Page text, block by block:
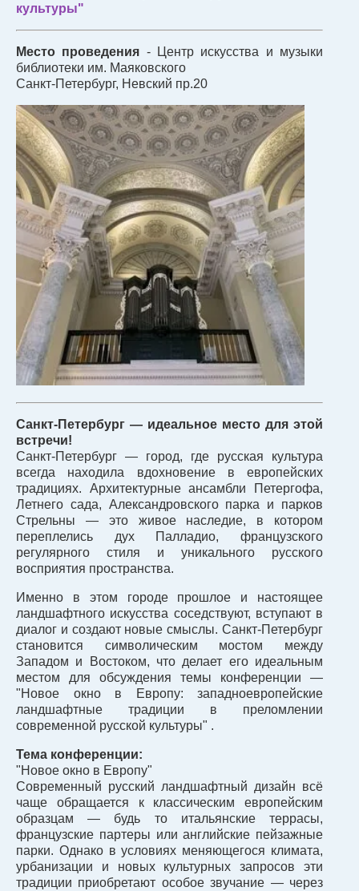
культуры"
Место проведения - Центр искусства и музыки
библиотеки им. Маяковского
Санкт-Петербург, Невский пр.20
Санкт-Петербург — идеальное место для этой
встречи!
Санкт-Петербург — город, где русская культура
всегда находила вдохновение в европейских
традициях. Архитектурные ансамбли Петергофа,
Летнего сада, Александровского парка и парков
Стрельны — это живое наследие, в котором
переплелись дух Палладио, французского
регулярного стиля и уникального русского
восприятия пространства.
Именно в этом городе прошлое и настоящее
ландшафтного искусства соседствуют, вступают в
диалог и создают новые смыслы. Санкт-Петербург
становится символическим мостом между
Западом и Востоком, что делает его идеальным
местом для обсуждения темы конференции —
"Новое окно в Европу: западноевропейские
ландшафтные традиции в преломлении
современной русской культуры" .
Тема конференции:
"Новое окно в Европу"
Современный русский ландшафтный дизайн всё
чаще обращается к классическим европейским
образцам — будь то итальянские террасы,
французские партеры или английские пейзажные
парки. Однако в условиях меняющегося климата,
урбанизации и новых культурных запросов эти
традиции приобретают особое звучание — через